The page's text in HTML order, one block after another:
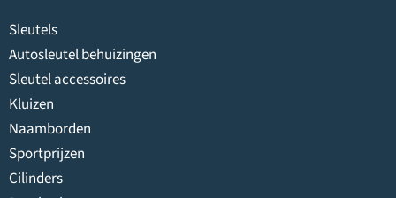
Sleutels
Autosleutel behuizingen
Sleutel accessoires
Kluizen
Naamborden
Sportprijzen
Cilinders